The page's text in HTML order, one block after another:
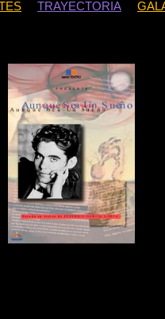
TRAYECTORIA